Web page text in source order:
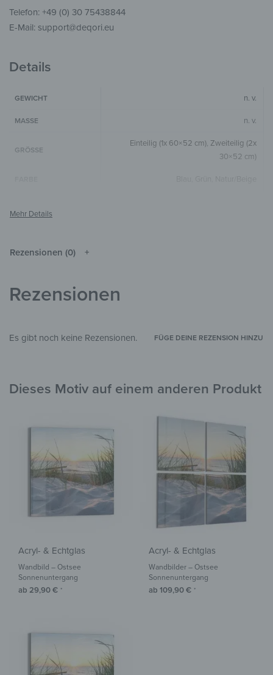
Telefon: +49 (0) 30 75438844
E-Mail: support@deqori.eu
Details
GEWICHT n. v.
MASSE n. v.
GRÖSSE
Einteilig (1x 60×52 cm), Zweiteilig (2x
30×52 cm)
HINWEIS
Wohnzimmer ,Schlafzimmer,Küche &
Außenbereich
Rezensionen (0)
Rezensionen
Es gibt noch keine Rezensionen. FÜGE DEINE REZENSION HINZU
Dieses Motiv auf einem anderen Produkt
Acryl- & Echtglas
Wandbild – Ostsee
Sonnenuntergang
ab 29,90€ *
Acryl- & Echtglas
Wandbilder – Ostsee
Sonnenuntergang
ab 109,90€ *